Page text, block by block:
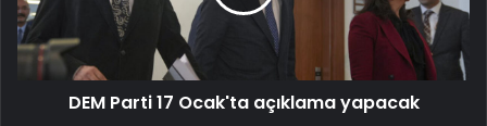
yapacak
DEM Parti 17 Ocak'ta açıklama yapacak